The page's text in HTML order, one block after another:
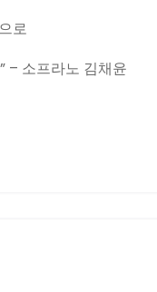
로
– 소프라노 김채윤